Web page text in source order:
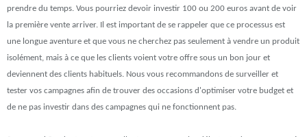
prendre du temps. Vous pourriez devoir investir 100 ou 200 euros avant de voir
la première vente arriver. Il est important de se rappeler que ce processus est
une longue aventure et que vous ne cherchez pas seulement à vendre un produit
isolément, mais à ce que les clients voient votre offre sous un bon jour et
deviennent des clients habituels. Nous vous recommandons de surveiller et
tester vos campagnes afin de trouver des occasions d'optimiser votre budget et
de ne pas investir dans des campagnes qui ne fonctionnent pas.